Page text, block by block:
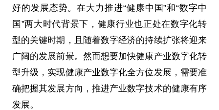
好的发展态势。在大力推进“健康中国”和“数字中
国”两大时代背景下，健康行业也正处在数字化转
型的关键时期，且随着数字经济的持续扩张将迎来
广阔的发展前景。然而想要加快健康产业数字化转
型升级，实现健康产业数字化全方位发展，需要准
确把握其发展方向，推进产业数字技术的健康有序
发展。